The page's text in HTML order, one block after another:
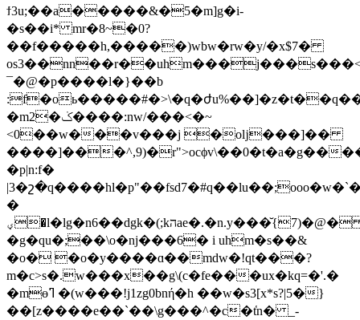
ϯ3u;��a�����&�5�m]g�i-
�s��i* mr�8~�0?
��f�����h,�����)wbw�rw�y/�x$7�
¯�@�p����l�}��b
�m2�ݢ����:nw/���<�~
<0��w���v���j �oǉ���]��
����]���^,9)�r">ocϕv\��0�t�a�g��
�p|n:f�
�
ؠ�l�lg�n6��dgk�(;kהae�.�n.y���̆{7)�@�
�g�qu�;��\o�nj���6� i uhm�s��&
�o� �o�y����ɑ��mdw�!qt���?
m�c>s�.w���x��g\(c�fe���ux�kq=�'.�
�mɵߣ �(w���!j1zg0bnή�h ��w�s3[x*s?|5�}
��[z����e��`��\g���^�c�t҅n� _-